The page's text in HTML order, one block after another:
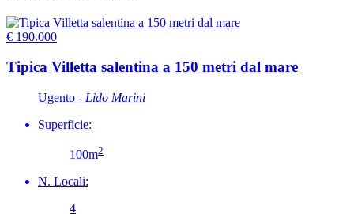
€ 190.000
Tipica Villetta salentina a 150 metri dal mare
Ugento - Lido Marini
Superficie:
100m2
N. Locali:
4